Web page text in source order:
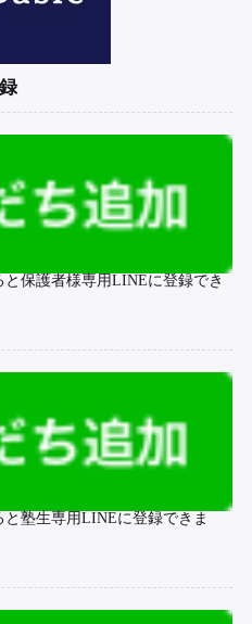
保護者様専用LINEに登録でき
塾生専用LINEに登録できま